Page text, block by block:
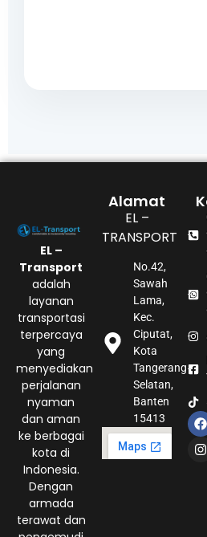
EL –
Transport
adalah
layanan
transportasi
terpercaya
yang
menyediakan
perjalanan
nyaman
dan aman
ke berbagai
kota di
Indonesia.
Dengan
armada
terawat dan
Alamat
EL –
TRANSPORT
No.42,
Sawah
Lama,
Kec.
Ciputat,
Kota
Tangerang
Selatan,
Banten
15413